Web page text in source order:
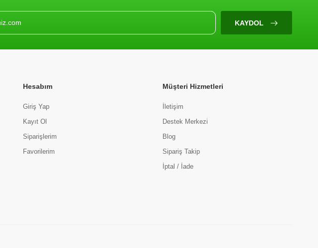
KAYDOL
Hesabım
Giriş Yap
Kayıt Ol
Siparişlerim
Favorilerim
Müşteri Hizmetleri
İletişim
Destek Merkezi
Blog
Sipariş Takip
İptal / İade